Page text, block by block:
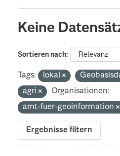
Keine
Sortieren nach
Tags: lokal
agri
Organisationen:
amt-fuer-geoinformation
Ergebnisse filtern